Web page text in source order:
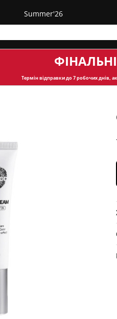
Summer'26
Термін відправкидо 7 робочих днів,